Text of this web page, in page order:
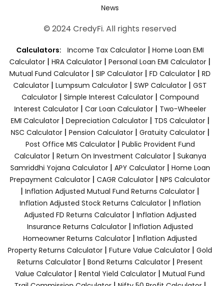
News
© 2024 CredyFi. All rights reserved
Calculators: Income Tax Calculator | Home Loan EMI
Calculator | HRA Calculator | Personal Loan EMI Calculator |
Mutual Fund Calculator | SIP Calculator | FD Calculator | RD
Calculator | Lumpsum Calculator | SWP Calculator | GST
Calculator| Simple Interest Calculator| Compound
Interest Calculator| Car Loan Calculator| Two-Wheeler
EMI Calculator| Depreciation Calculator| TDS Calculator|
NSC Calculator| Pension Calculator| Gratuity Calculator|
Post Office MIS Calculator| Public Provident Fund
Calculator| Return On Investment Calculator| Sukanya
Samriddhi Yojana Calculator| APY Calculator| Home Loan
Prepayment Calculator | CAGR Calculator | NPS Calculator
| Inflation Adjusted Mutual Fund Returns Calculator |
Inflation Adjusted Stock Returns Calculator| Inflation
Adjusted FD Returns Calculator| Inflation Adjusted
Insurance Returns Calculator | Inflation Adjusted
Homeowner Returns Calculator | Inflation Adjusted
Property Returns Calculator | Future Value Calculator | Gold
Returns Calculator | Bond Returns Calculator | Present
Value Calculator | Rental Yield Calculator | Mutual Fund